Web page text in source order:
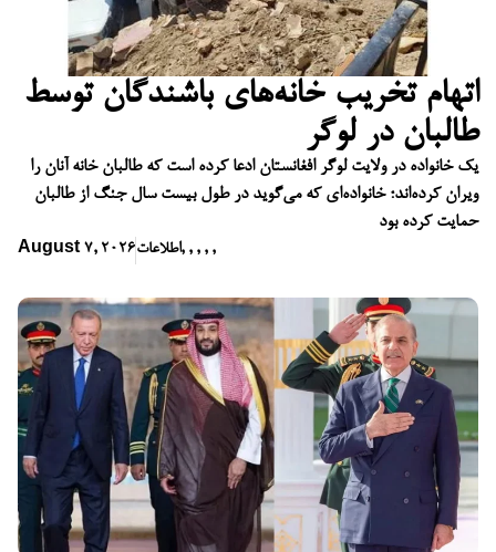
اتهام تخریب خانه‌های باشندگان توسط
طالبان در لوگر
یک خانواده در ولایت لوگر افغانستان ادعا کرده است که طالبان خانه آنان را
ویران کرده‌اند؛ خانواده‌ای که می‌گوید در طول بیست سال جنگ از طالبان
حمایت کرده بود
August 7, 2026اطلاعات, , , , ,